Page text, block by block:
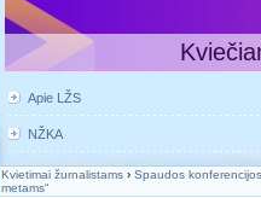
Apie LŽS
NŽKA
Kvietimai žurnalistams › Spaudos konferencijos
metams“